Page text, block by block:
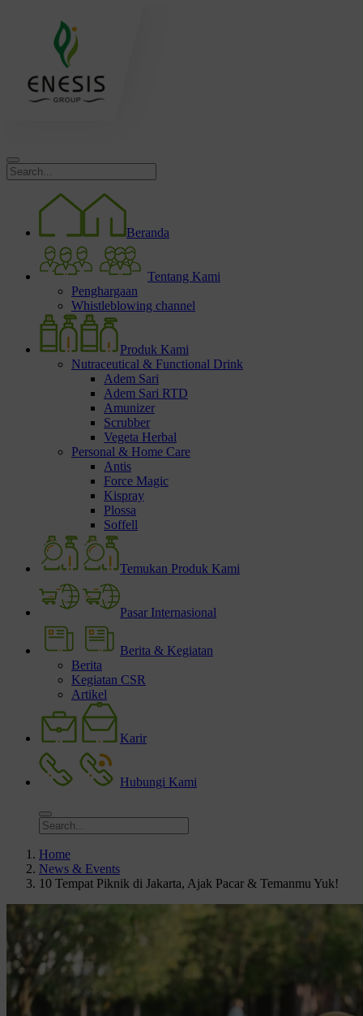
Beranda
Tentang Kami
Penghargaan
Whistleblowing channel
Produk Kami
Nutraceutical & Functional Drink
Adem Sari
Adem Sari RTD
Amunizer
Scrubber
Vegeta Herbal
Personal & Home Care
Antis
Force Magic
Kispray
Plossa
Soffell
Temukan Produk Kami
Pasar Internasional
Berita & Kegiatan
Berita
Kegiatan CSR
Artikel
Karir
Hubungi Kami
Home
News & Events
10 Tempat Piknik di Jakarta, Ajak Pacar & Temanmu Yuk!